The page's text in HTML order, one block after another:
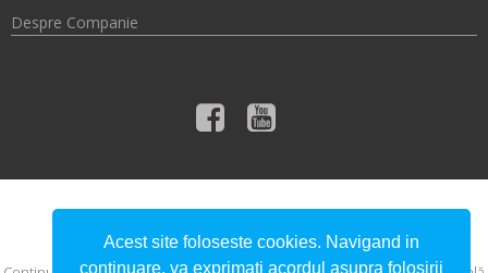
Despre Companie
© 2026 Compania de Apă Someș S.A.
Acest site foloseste cookies. Navigand in
continuare, va exprimati acordul asupra folosirii